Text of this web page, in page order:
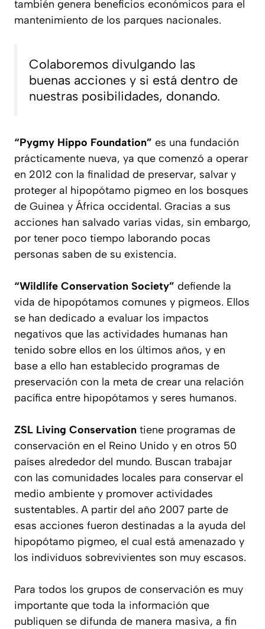
también genera beneficios económicos para el
mantenimiento de los parques nacionales.
Colaboremos divulgando las
buenas acciones y si está dentro de
nuestras posibilidades, donando.
“Pygmy Hippo Foundation” es una fundación
prácticamente nueva, ya que comenzó a operar
en 2012 con la finalidad de preservar, salvar y
proteger al hipopótamo pigmeo en los bosques
de Guinea y África occidental. Gracias a sus
acciones han salvado varias vidas, sin embargo,
por tener poco tiempo laborando pocas
personas saben de su existencia.
“Wildlife Conservation Society” defiende la
vida de hipopótamos comunes y pigmeos. Ellos
se han dedicado a evaluar los impactos
negativos que las actividades humanas han
tenido sobre ellos en los últimos años, y en
base a ello han establecido programas de
preservación con la meta de crear una relación
pacífica entre hipopótamos y seres humanos.
ZSL Living Conservation tiene programas de
conservación en el Reino Unido y en otros 50
países alrededor del mundo. Buscan trabajar
con las comunidades locales para conservar el
medio ambiente y promover actividades
sustentables. A partir del año 2007 parte de
esas acciones fueron destinadas a la ayuda del
hipopótamo pigmeo, el cual está amenazado y
los individuos sobrevivientes son muy escasos.
Para todos los grupos de conservación es muy
importante que toda la información que
publiquen se difunda de manera masiva, a fin